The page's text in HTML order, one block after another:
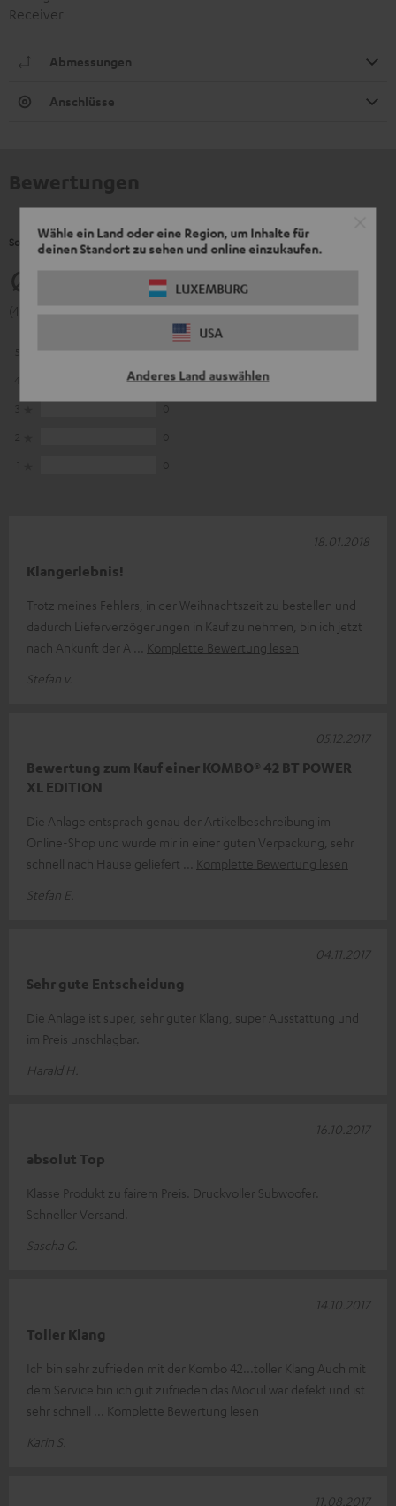
Wähle ein Land oder eine Region, um Inhalte für
deinen Standort zu sehen und online einzukaufen.
LUXEMBURG
USA
Anderes Land auswählen
Receiver
Abmessungen
Anschlüsse
So bewerten Kunden dieses Produkt
3
Klangerlebnis!
Trotz meines Fehlers, in der Weihnachtszeit zu bestellen und
dadurch Lieferverzögerungen in Kauf zu nehmen, bin ich jetzt
nach Ankunft der A
Komplette Bewertung lesen
Stefan v.
18.01.2018
Bewertung zum Kauf einer KOMBO® 42 BT POWER
XL EDITION
Die Anlage entsprach genau der Artikelbeschreibung im
Online-Shop und wurde mir in einer guten Verpackung, sehr
schnell nach Hause geliefert
Komplette Bewertung lesen
Stefan E.
05.12.2017
Sehr gute Entscheidung
Die Anlage ist super, sehr guter Klang, super Ausstattung und
im Preis unschlagbar.
Harald H.
04.11.2017
absolut Top
Klasse Produkt zu fairem Preis. Druckvoller Subwoofer.
Schneller Versand.
Sascha G.
16.10.2017
Toller Klang
Ich bin sehr zufrieden mit der Kombo 42...toller Klang Auch mit
dem Service bin ich gut zufrieden das Modul war defekt und ist
sehr schnell
Komplette Bewertung lesen
Karin S.
14.10.2017
11.08.2017